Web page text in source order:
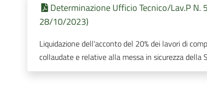
Determinazione Ufficio Tecnico/Lav.P
28/10/2023)
Liquidazione dell'acconto del 20% dei lavori di
collaudate e relative alla messa in sicurezza della